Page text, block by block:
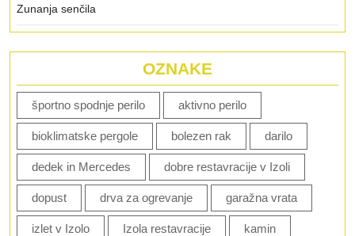
Zunanja senčila
OZNAKE
športno spodnje perilo aktivno perilo
bioklimatske pergole bolezen rak darilo
dedek in Mercedes dobre restavracije v Izoli
dopust drva za ogrevanje garažna vrata
izlet v Izolo Izola restavracije kamin